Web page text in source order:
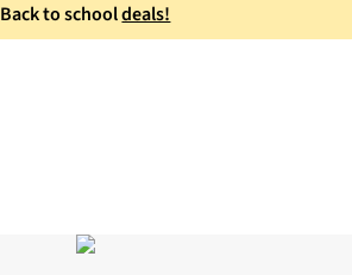
Back to schooldeals!